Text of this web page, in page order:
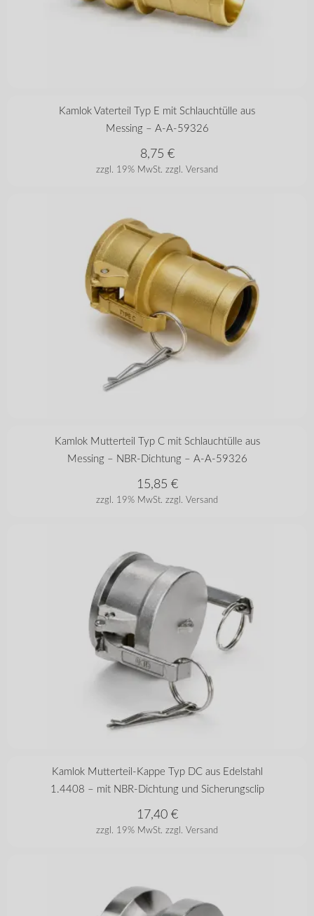
in vielen Varianten
Kamlok Vaterteil Typ E mit Schlauchtülle aus
Messing – A-A-59326
zzgl. 19% MwSt. zzgl. Versand
8,75 €
in vielen Varianten
Kamlok Mutterteil Typ C mit Schlauchtülle aus
Messing – NBR-Dichtung – A-A-59326
zzgl. 19% MwSt. zzgl. Versand
15,85 €
in vielen Varianten
Kamlok Mutterteil-Kappe Typ DC aus Edelstahl
1.4408 – mit NBR-Dichtung und Sicherungsclip
zzgl. 19% MwSt. zzgl. Versand
17,40€